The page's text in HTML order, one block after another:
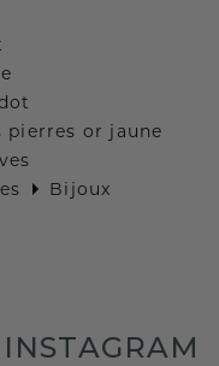
pierres or jaune
Bijoux